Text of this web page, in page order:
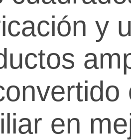
y
en